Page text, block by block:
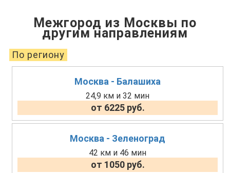
Межгород из Москвы по
другим направлениям
По региону
Москва - Балашиха
24,9 км и 32 мин
от 6225 руб.
Москва - Зеленоград
42 км и 46 мин
от 1050 руб.